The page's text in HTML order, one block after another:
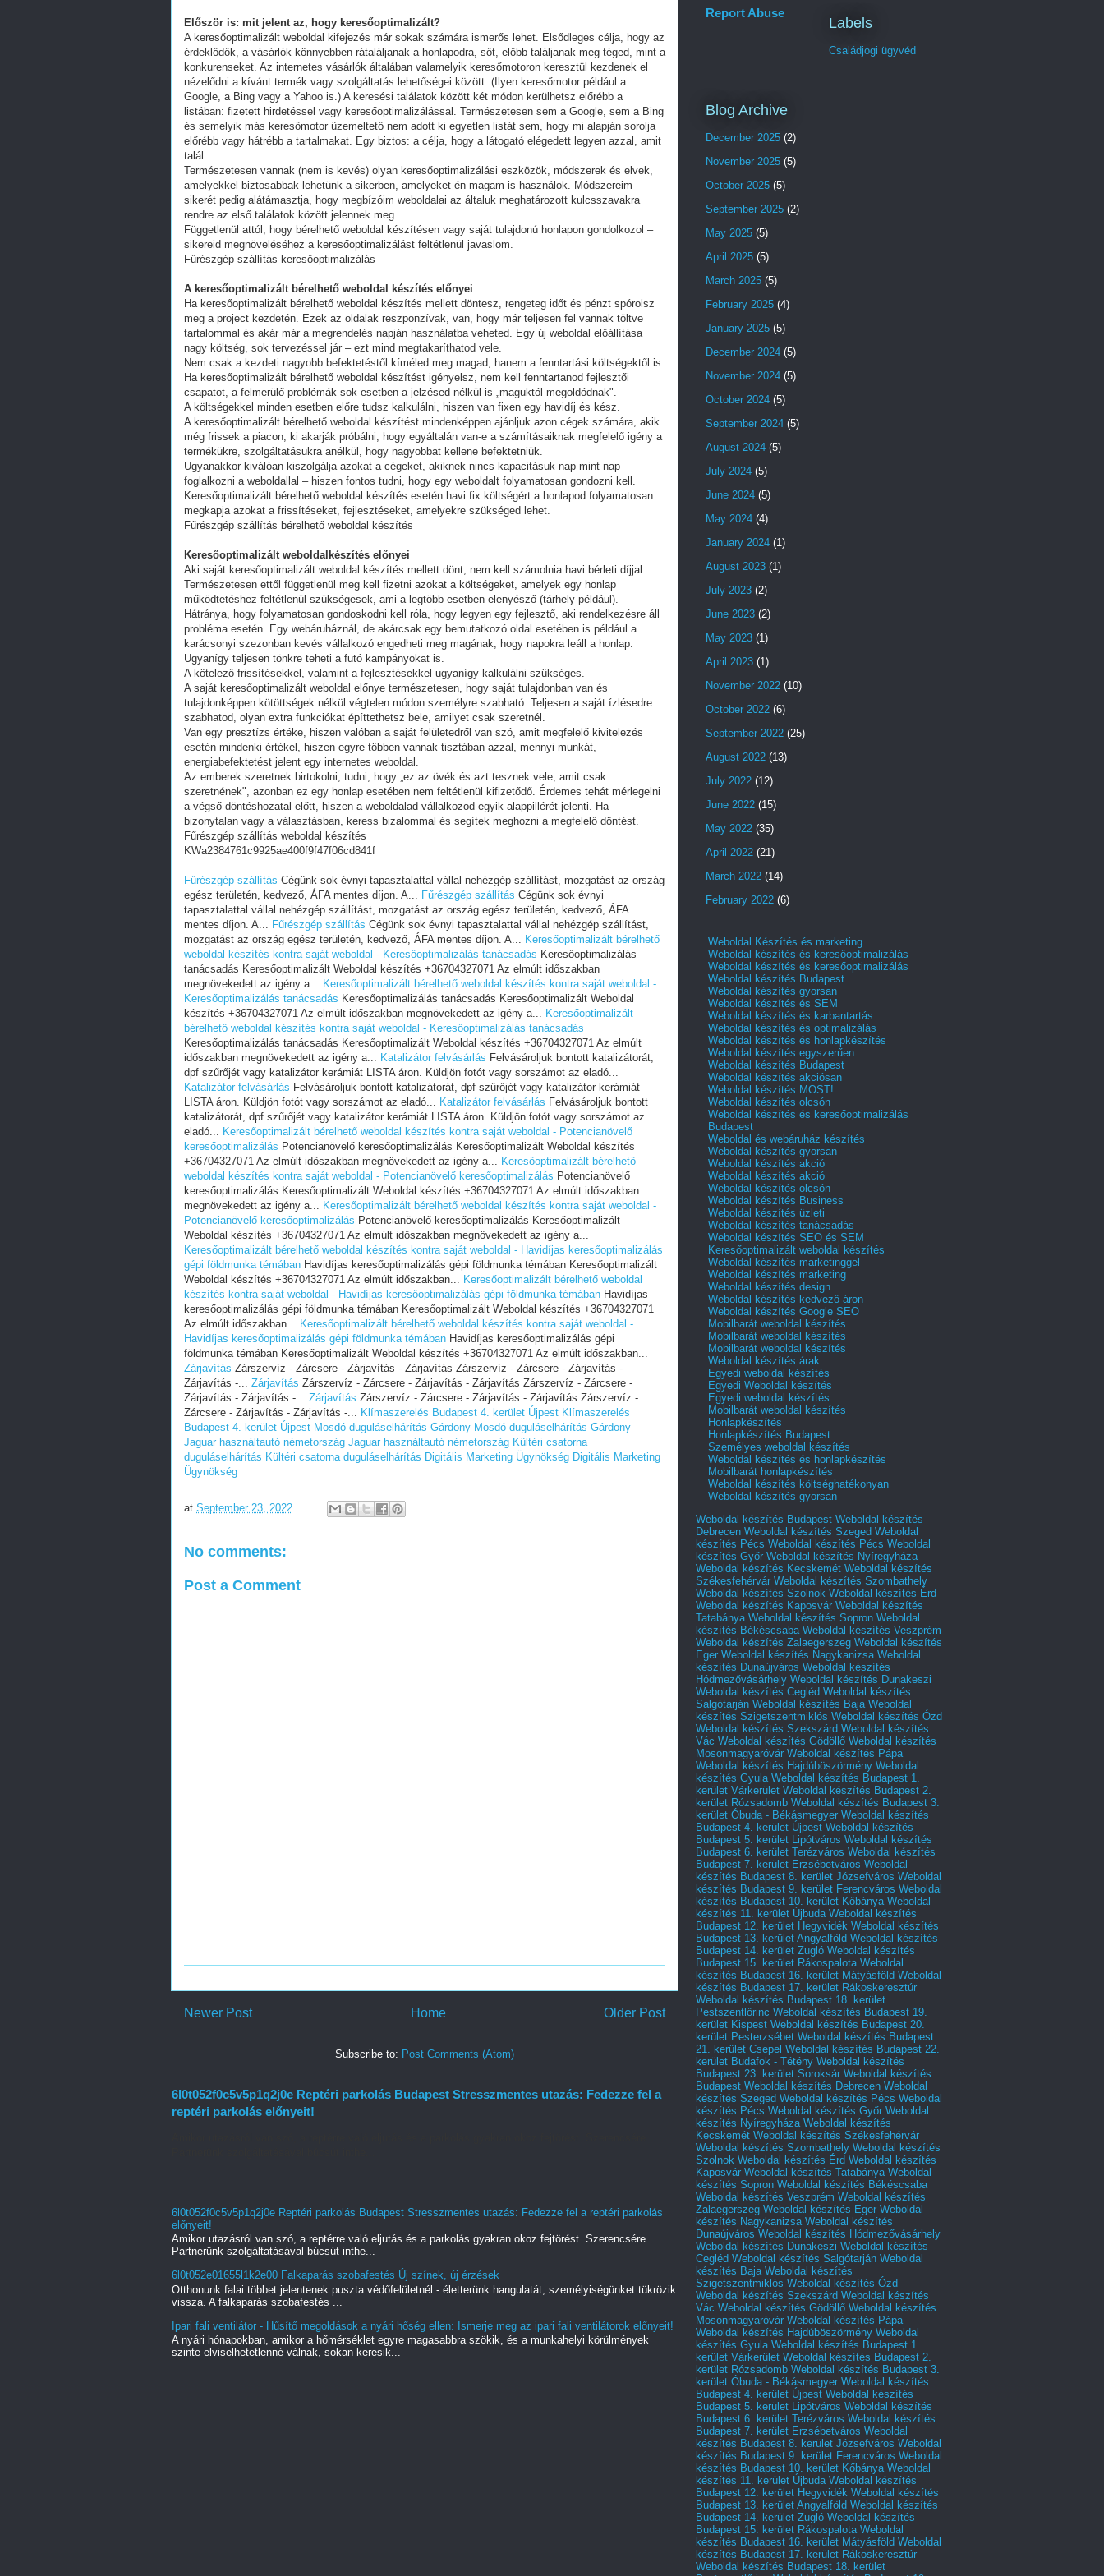
Először is: mit jelent az, hogy keresőoptimalizált?
A keresőoptimalizált weboldal kifejezés már sokak számára ismerős lehet. Elsődleges célja, hogy az
érdeklődők, a vásárlók könnyebben rátaláljanak a honlapodra, sőt, előbb találjanak meg téged, mint a
konkurenseket. Az internetes vásárlók általában valamelyik keresőmotoron keresztül kezdenek el
nézelődni a kívánt termék vagy szolgáltatás lehetőségei között. (Ilyen keresőmotor például a
Google, a Bing vagy a Yahoo is.) A keresési találatok között két módon kerülhetsz előrébb a
listában: fizetett hirdetéssel vagy keresőoptimalizálással. Természetesen sem a Google, sem a Bing
és semelyik más keresőmotor üzemeltető nem adott ki egyetlen listát sem, hogy mi alapján sorolja
előrébb vagy hátrébb a tartalmakat. Egy biztos: a célja, hogy a látogató elégedett legyen azzal, amit
talál.
Természetesen vannak (nem is kevés) olyan keresőoptimalizálási eszközök, módszerek és elvek,
amelyekkel biztosabbak lehetünk a sikerben, amelyeket én magam is használok. Módszereim
sikerét pedig alátámasztja, hogy megbízóim weboldalai az általuk meghatározott kulcsszavakra
rendre az első találatok között jelennek meg.
Függetlenül attól, hogy bérelhető weboldal készítésen vagy saját tulajdonú honlapon gondolkozol –
sikereid megnöveléséhez a keresőoptimalizálást feltétlenül javaslom.
Fűrészgép szállítás keresőoptimalizálás
A keresőoptimalizált bérelhető weboldal készítés előnyei
Ha keresőoptimalizált bérelhető weboldal készítés mellett döntesz, rengeteg időt és pénzt spórolsz
meg a project kezdetén. Ezek az oldalak reszponzívak, van, hogy már teljesen fel vannak töltve
tartalommal és akár már a megrendelés napján használatba veheted. Egy új weboldal előállítása
nagy költség, sok tervezéssel jár – ezt mind megtakaríthatod vele.
Nem csak a kezdeti nagyobb befektetéstől kíméled meg magad, hanem a fenntartási költségektől is.
Ha keresőoptimalizált bérelhető weboldal készítést igényelsz, nem kell fenntartanod fejlesztői
csapatot, a felmerülő problémák sok esetben a jelzésed nélkül is „maguktól megoldódnak".
A költségekkel minden esetben előre tudsz kalkulálni, hiszen van fixen egy havidíj és kész.
A keresőoptimalizált bérelhető weboldal készítést mindenképpen ajánljuk azon cégek számára, akik
még frissek a piacon, ki akarják próbálni, hogy egyáltalán van-e a számításaiknak megfelelő igény a
termékükre, szolgáltatásukra anélkül, hogy nagyobbat kellene befektetniük.
Ugyanakkor kiválóan kiszolgálja azokat a cégeket, akiknek nincs kapacitásuk nap mint nap
foglalkozni a weboldallal – hiszen fontos tudni, hogy egy weboldalt folyamatosan gondozni kell.
Keresőoptimalizált bérelhető weboldal készítés esetén havi fix költségért a honlapod folyamatosan
megkapja azokat a frissítéseket, fejlesztéseket, amelyekre szükséged lehet.
Fűrészgép szállítás bérelhető weboldal készítés
Keresőoptimalizált weboldalkészítés előnyei
Aki saját keresőoptimalizált weboldal készítés mellett dönt, nem kell számolnia havi bérleti díjjal.
Természetesen ettől függetlenül meg kell fizetni azokat a költségeket, amelyek egy honlap
működtetéshez feltétlenül szükségesek, ami a legtöbb esetben elenyésző (tárhely például).
Hátránya, hogy folyamatosan gondoskodni kell róla, hogy legyen egy fejlesztő, aki rendelkezésre áll
probléma esetén. Egy webáruháznál, de akárcsak egy bemutatkozó oldal esetében is például a
karácsonyi szezonban kevés vállalkozó engedheti meg magának, hogy napokra leáll a honlap.
Ugyanígy teljesen tönkre teheti a futó kampányokat is.
A kötelező frissítésekkel, valamint a fejlesztésekkel ugyanígy kalkulálni szükséges.
A saját keresőoptimalizált weboldal előnye természetesen, hogy saját tulajdonban van és
tulajdonképpen kötöttségek nélkül végtelen módon személyre szabható. Teljesen a saját ízlésedre
szabhatod, olyan extra funkciókat építtethetsz bele, amilyet csak szeretnél.
Van egy presztízs értéke, hiszen valóban a saját felületedről van szó, amit megfelelő kivitelezés
esetén mindenki értékel, hiszen egyre többen vannak tisztában azzal, mennyi munkát,
energiabefektetést jelent egy internetes weboldal.
Az emberek szeretnek birtokolni, tudni, hogy „ez az övék és azt tesznek vele, amit csak
szeretnének", azonban ez egy honlap esetében nem feltétlenül kifizetődő. Érdemes tehát mérlegelni
a végső döntéshozatal előtt, hiszen a weboldalad vállalkozod egyik alappillérét jelenti. Ha
bizonytalan vagy a választásban, keress bizalommal és segítek meghozni a megfelelő döntést.
Fűrészgép szállítás weboldal készítés
KWa2384761c9925ae400f9f47f06cd841f
Fűrészgép szállítás Cégünk sok évnyi tapasztalattal vállal nehézgép szállítást, mozgatást az ország
egész területén, kedvező, ÁFA mentes díjon. A... Fűrészgép szállítás Cégünk sok évnyi
tapasztalattal vállal nehézgép szállítást, mozgatást az ország egész területén, kedvező, ÁFA
mentes díjon. A... Fűrészgép szállítás Cégünk sok évnyi tapasztalattal vállal nehézgép szállítást,
mozgatást az ország egész területén, kedvező, ÁFA mentes díjon. A... Keresőoptimalizált bérelhető
weboldal készítés kontra saját weboldal - Keresőoptimalizálás tanácsadás Keresőoptimalizálás
tanácsadás Keresőoptimalizált Weboldal készítés +36704327071 Az elmúlt időszakban
megnövekedett az igény a... Keresőoptimalizált bérelhető weboldal készítés kontra saját weboldal -
Keresőoptimalizálás tanácsadás Keresőoptimalizálás tanácsadás Keresőoptimalizált Weboldal
készítés +36704327071 Az elmúlt időszakban megnövekedett az igény a... Keresőoptimalizált
bérelhető weboldal készítés kontra saját weboldal - Keresőoptimalizálás tanácsadás
Keresőoptimalizálás tanácsadás Keresőoptimalizált Weboldal készítés +36704327071 Az elmúlt
időszakban megnövekedett az igény a... Katalizátor felvásárlás Felvásároljuk bontott katalizátorát,
dpf szűrőjét vagy katalizátor kerámiát LISTA áron. Küldjön fotót vagy sorszámot az eladó...
Katalizátor felvásárlás Felvásároljuk bontott katalizátorát, dpf szűrőjét vagy katalizátor kerámiát
LISTA áron. Küldjön fotót vagy sorszámot az eladó... Katalizátor felvásárlás Felvásároljuk bontott
katalizátorát, dpf szűrőjét vagy katalizátor kerámiát LISTA áron. Küldjön fotót vagy sorszámot az
eladó... Keresőoptimalizált bérelhető weboldal készítés kontra saját weboldal - Potencianövelő
keresőoptimalizálás Potencianövelő keresőoptimalizálás Keresőoptimalizált Weboldal készítés
+36704327071 Az elmúlt időszakban megnövekedett az igény a... Keresőoptimalizált bérelhető
weboldal készítés kontra saját weboldal - Potencianövelő keresőoptimalizálás Potencianövelő
keresőoptimalizálás Keresőoptimalizált Weboldal készítés +36704327071 Az elmúlt időszakban
megnövekedett az igény a... Keresőoptimalizált bérelhető weboldal készítés kontra saját weboldal -
Potencianövelő keresőoptimalizálás Potencianövelő keresőoptimalizálás Keresőoptimalizált
Weboldal készítés +36704327071 Az elmúlt időszakban megnövekedett az igény a...
Keresőoptimalizált bérelhető weboldal készítés kontra saját weboldal - Havidíjas keresőoptimalizálás
gépi földmunka témában Havidíjas keresőoptimalizálás gépi földmunka témában Keresőoptimalizált
Weboldal készítés +36704327071 Az elmúlt időszakban... Keresőoptimalizált bérelhető weboldal
készítés kontra saját weboldal - Havidíjas keresőoptimalizálás gépi földmunka témában Havidíjas
keresőoptimalizálás gépi földmunka témában Keresőoptimalizált Weboldal készítés +36704327071
Az elmúlt időszakban... Keresőoptimalizált bérelhető weboldal készítés kontra saját weboldal -
Havidíjas keresőoptimalizálás gépi földmunka témában Havidíjas keresőoptimalizálás gépi
földmunka témában Keresőoptimalizált Weboldal készítés +36704327071 Az elmúlt időszakban...
Zárjavítás Zárszervíz - Zárcsere - Zárjavítás - Zárjavítás Zárszervíz - Zárcsere - Zárjavítás -
Zárjavítás -... Zárjavítás Zárszervíz - Zárcsere - Zárjavítás - Zárjavítás Zárszervíz - Zárcsere -
Zárjavítás - Zárjavítás -... Zárjavítás Zárszervíz - Zárcsere - Zárjavítás - Zárjavítás Zárszervíz -
Zárcsere - Zárjavítás - Zárjavítás -... Klímaszerelés Budapest 4. kerület Újpest Klímaszerelés
Budapest 4. kerület Újpest Mosdó duguláselhárítás Gárdony Mosdó duguláselhárítás Gárdony
Jaguar használtautó németország Jaguar használtautó németország Kültéri csatorna
duguláselhárítás Kültéri csatorna duguláselhárítás Digitális Marketing Ügynökség Digitális Marketing
Ügynökség
at September 23, 2022
No comments:
Post a Comment
Newer Post Older Post
Home
Subscribe to: Post Comments (Atom)
6l0t052f0c5v5p1q2j0e Reptéri parkolás Budapest Stresszmentes utazás: Fedezze fel a
reptéri parkolás előnyeit!
6l0t052f0c5v5p1q2j0e Reptéri parkolás Budapest Stresszmentes utazás: Fedezze fel a reptéri parkolás
előnyeit!
Amikor utazásról van szó, a reptérre való eljutás és a parkolás gyakran okoz fejtörést. Szerencsére
Partnerünk szolgáltatásával búcsút inthe...
6l0t052e01655l1k2e00 Falkaparás szobafestés Új színek, új érzések
Otthonunk falai többet jelentenek puszta védőfelületnél - életterünk hangulatát, személyiségünket tükrözik
vissza. A falkaparás szobafestés ...
Ipari fali ventilátor - Hűsítő megoldások a nyári hőség ellen: Ismerje meg az ipari fali ventilátorok előnyeit!
A nyári hónapokban, amikor a hőmérséklet egyre magasabbra szökik, és a munkahelyi körülmények
szinte elviselhetetlenné válnak, sokan keresik...
Report Abuse
Labels
Családjogi ügyvéd
Blog Archive
December 2025 (2)
November 2025 (5)
October 2025 (5)
September 2025 (2)
May 2025 (5)
April 2025 (5)
March 2025 (5)
February 2025 (4)
January 2025 (5)
December 2024 (5)
November 2024 (5)
October 2024 (5)
September 2024 (5)
August 2024 (5)
July 2024 (5)
June 2024 (5)
May 2024 (4)
January 2024 (1)
August 2023 (1)
July 2023 (2)
June 2023 (2)
May 2023 (1)
April 2023 (1)
November 2022 (10)
October 2022 (6)
September 2022 (25)
August 2022 (13)
July 2022 (12)
June 2022 (15)
May 2022 (35)
April 2022 (21)
March 2022 (14)
February 2022 (6)
Weboldal Készítés és marketing
Weboldal készítés és keresőoptimalizálás
Weboldal készítés és keresőoptimalizálás
Weboldal készítés Budapest
Weboldal készítés gyorsan
Weboldal készítés és SEM
Weboldal készítés és karbantartás
Weboldal készítés és optimalizálás
Weboldal készítés és honlapkészítés
Weboldal készítés egyszerűen
Weboldal készítés Budapest
Weboldal készítés akciósan
Weboldal készítés MOST!
Weboldal készítés olcsón
Weboldal készítés és keresőoptimalizálás
Budapest
Weboldal és webáruház készítés
Weboldal készítés gyorsan
Weboldal készítés akció
Weboldal készítés akció
Weboldal készítés olcsón
Weboldal készítés Business
Weboldal készítés üzleti
Weboldal készítés tanácsadás
Weboldal készítés SEO és SEM
Keresőoptimalizált weboldal készítés
Weboldal készítés marketinggel
Weboldal készítés marketing
Weboldal készítés design
Weboldal készítés kedvező áron
Weboldal készítés Google SEO
Mobilbarát weboldal készítés
Mobilbarát weboldal készítés
Mobilbarát weboldal készítés
Weboldal készítés árak
Egyedi weboldal készítés
Egyedi Weboldal készítés
Egyedi weboldal készítés
Mobilbarát weboldal készítés
Honlapkészítés
Honlapkészítés Budapest
Személyes weboldal készítés
Weboldal készítés és honlapkészítés
Mobilbarát honlapkészítés
Weboldal készítés költséghatékonyan
Weboldal készítés gyorsan
Weboldal készítés Budapest Weboldal készítés
Debrecen Weboldal készítés Szeged Weboldal
készítés Pécs Weboldal készítés Pécs Weboldal
készítés Győr Weboldal készítés Nyíregyháza
Weboldal készítés Kecskemét Weboldal készítés
Székesfehérvár Weboldal készítés Szombathely
Weboldal készítés Szolnok Weboldal készítés Érd
Weboldal készítés Kaposvár Weboldal készítés
Tatabánya Weboldal készítés Sopron Weboldal
készítés Békéscsaba Weboldal készítés Veszprém
Weboldal készítés Zalaegerszeg Weboldal készítés
Eger Weboldal készítés Nagykanizsa Weboldal
készítés Dunaújváros Weboldal készítés
Hódmezővásárhely Weboldal készítés Dunakeszi
Weboldal készítés Cegléd Weboldal készítés
Salgótarján Weboldal készítés Baja Weboldal
készítés Szigetszentmiklós Weboldal készítés Ózd
Weboldal készítés Szekszárd Weboldal készítés
Vác Weboldal készítés Gödöllő Weboldal készítés
Mosonmagyaróvár Weboldal készítés Pápa
Weboldal készítés Hajdúböszörmény Weboldal
készítés Gyula Weboldal készítés Budapest 1.
kerület Várkerület Weboldal készítés Budapest 2.
kerület Rózsadomb Weboldal készítés Budapest 3.
kerület Óbuda - Békásmegyer Weboldal készítés
Budapest 4. kerület Újpest Weboldal készítés
Budapest 5. kerület Lipótváros Weboldal készítés
Budapest 6. kerület Terézváros Weboldal készítés
Budapest 7. kerület Erzsébetváros Weboldal
készítés Budapest 8. kerület Józsefváros Weboldal
készítés Budapest 9. kerület Ferencváros Weboldal
készítés Budapest 10. kerület Kőbánya Weboldal
készítés 11. kerület Újbuda Weboldal készítés
Budapest 12. kerület Hegyvidék Weboldal készítés
Budapest 13. kerület Angyalföld Weboldal készítés
Budapest 14. kerület Zugló Weboldal készítés
Budapest 15. kerület Rákospalota Weboldal
készítés Budapest 16. kerület Mátyásföld Weboldal
készítés Budapest 17. kerület Rákoskeresztúr
Weboldal készítés Budapest 18. kerület
Pestszentlőrinc Weboldal készítés Budapest 19.
kerület Kispest Weboldal készítés Budapest 20.
kerület Pesterzsébet Weboldal készítés Budapest
21. kerület Csepel Weboldal készítés Budapest 22.
kerület Budafok - Tétény Weboldal készítés
Budapest 23. kerület Soroksár Weboldal készítés
Budapest Weboldal készítés Debrecen Weboldal
készítés Szeged Weboldal készítés Pécs Weboldal
készítés Pécs Weboldal készítés Győr Weboldal
készítés Nyíregyháza Weboldal készítés
Kecskemét Weboldal készítés Székesfehérvár
Weboldal készítés Szombathely Weboldal készítés
Szolnok Weboldal készítés Érd Weboldal készítés
Kaposvár Weboldal készítés Tatabánya Weboldal
készítés Sopron Weboldal készítés Békéscsaba
Weboldal készítés Veszprém Weboldal készítés
Zalaegerszeg Weboldal készítés Eger Weboldal
készítés Nagykanizsa Weboldal készítés
Dunaújváros Weboldal készítés Hódmezővásárhely
Weboldal készítés Dunakeszi Weboldal készítés
Cegléd Weboldal készítés Salgótarján Weboldal
készítés Baja Weboldal készítés
Szigetszentmiklós Weboldal készítés Ózd
Weboldal készítés Szekszárd Weboldal készítés
Vác Weboldal készítés Gödöllő Weboldal készítés
Mosonmagyaróvár Weboldal készítés Pápa
Weboldal készítés Hajdúböszörmény Weboldal
készítés Gyula Weboldal készítés Budapest 1.
kerület Várkerület Weboldal készítés Budapest 2.
kerület Rózsadomb Weboldal készítés Budapest 3.
kerület Óbuda - Békásmegyer Weboldal készítés
Budapest 4. kerület Újpest Weboldal készítés
Budapest 5. kerület Lipótváros Weboldal készítés
Budapest 6. kerület Terézváros Weboldal készítés
Budapest 7. kerület Erzsébetváros Weboldal
készítés Budapest 8. kerület Józsefváros Weboldal
készítés Budapest 9. kerület Ferencváros Weboldal
készítés Budapest 10. kerület Kőbánya Weboldal
készítés 11. kerület Újbuda Weboldal készítés
Budapest 12. kerület Hegyvidék Weboldal készítés
Budapest 13. kerület Angyalföld Weboldal készítés
Budapest 14. kerület Zugló Weboldal készítés
Budapest 15. kerület Rákospalota Weboldal
készítés Budapest 16. kerület Mátyásföld Weboldal
készítés Budapest 17. kerület Rákoskeresztúr
Weboldal készítés Budapest 18. kerület